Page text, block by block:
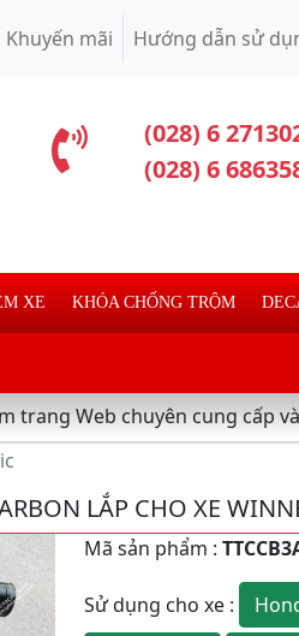
Khuyến mãi Hướng dẫn sử
(028) 6
(028) 6
XE KHÓA CHỐNG TRỘM
chuyên cung cấp và lắp đặt
LẮP CHO XE
Mã sản phẩm :
Sử dụng cho xe :